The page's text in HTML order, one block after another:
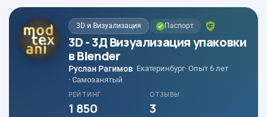
3D и Визуализация Паспорт
3D - 3Д Визуализация упаковки
в Blender
Руслан Рагимов· Екатеринбург· Опыт 6 лет
· Самозанятый
РЕЙТИНГ
1 850
ОТЗЫВЫ
3